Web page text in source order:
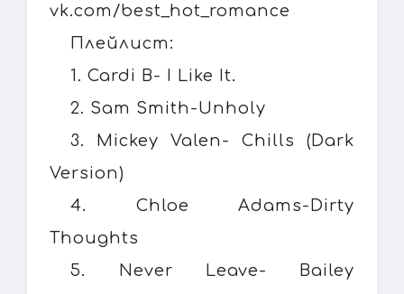
vk.com/best_hot_romance
Плейлист:
1. Cardi B- I Like It.
2. Sam Smith-Unholy
3. Mickey Valen- Chills (Dark
Version)
4. Chloe Adams-Dirty
Thoughts
5. Never Leave- Bailey